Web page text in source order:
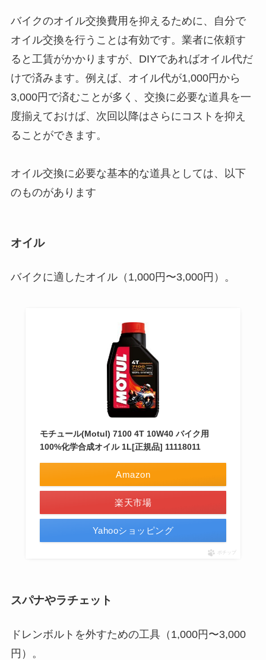
バイクのオイル交換費用を抑えるために、自分で
オイル交換を行うことは有効です。業者に依頼す
ると工賃がかかりますが、DIYであればオイル代だ
けで済みます。例えば、オイル代が1,000円から
3,000円で済むことが多く、交換に必要な道具を一
度揃えておけば、次回以降はさらにコストを抑え
ることができます。
オイル交換に必要な基本的な道具としては、以下
のものがあります
オイル
バイクに適したオイル（1,000円〜3,000円）。
モチュール(Motul) 7100 4T 10W40 バイク用
100%化学合成オイル 1L[正規品] 11118011
Amazon
楽天市場
Yahooショッピング
ポチップ
スパナやラチェット
ドレンボルトを外すための工具（1,000円〜3,000
円）。